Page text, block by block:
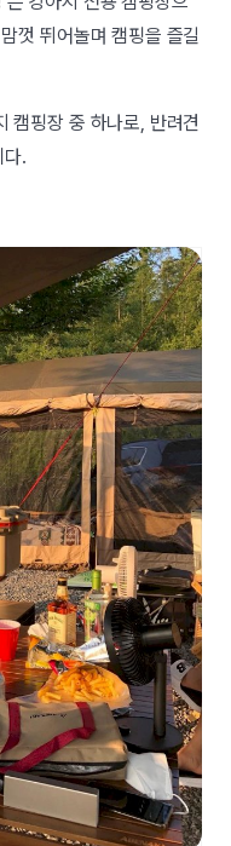
껏 뛰어놀며 캠핑을 즐길
캠핑장 중 하나로, 반려견
다.